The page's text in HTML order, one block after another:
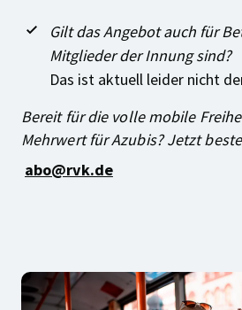
Gilt das Angebot auch für
Mitglieder der Innung sind?
Das ist aktuell leider nicht
Bereit für die volle mobile
Mehrwert für Azubis? Jetzt
abo@rvk.de